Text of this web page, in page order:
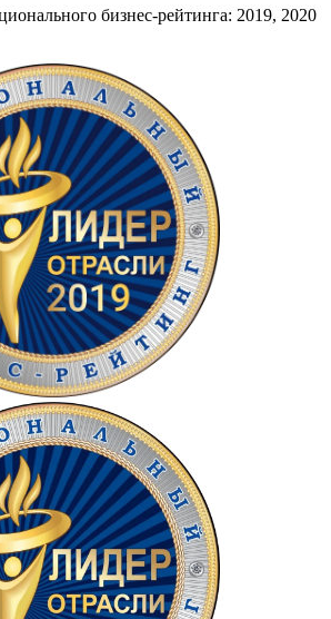
бизнес-рейтинга: 2019, 2020